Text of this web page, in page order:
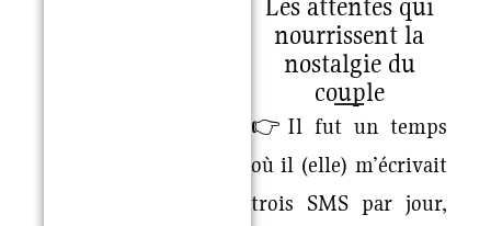
Les attentes qui
nourrissent la
nostalgie du
couple
👉Il fut un temps
où il (elle) m’écrivait
trois SMS par jour,